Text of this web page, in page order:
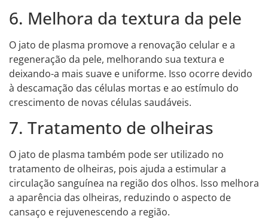
6. Melhora da textura da pele
O jato de plasma promove a renovação celular e a
regeneração da pele, melhorando sua textura e
deixando-a mais suave e uniforme. Isso ocorre devido
à descamação das células mortas e ao estímulo do
crescimento de novas células saudáveis.
7. Tratamento de olheiras
O jato de plasma também pode ser utilizado no
tratamento de olheiras, pois ajuda a estimular a
circulação sanguínea na região dos olhos. Isso melhora
a aparência das olheiras, reduzindo o aspecto de
cansaço e rejuvenescendo a região.